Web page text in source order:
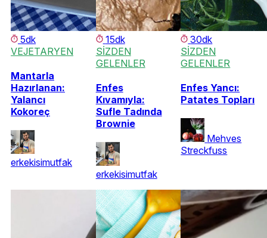
5dk
VEJETARYEN
Mantarla
Hazırlanan:
Yalancı
Kokoreç
erkekisimutfak
15dk
SİZDEN
GELENLER
Enfes
Kıvamıyla:
Sufle Tadında
Brownie
erkekisimutfak
30dk
SİZDEN
GELENLER
Enfes Yancı:
Patates Topları
Mehves
Streckfuss